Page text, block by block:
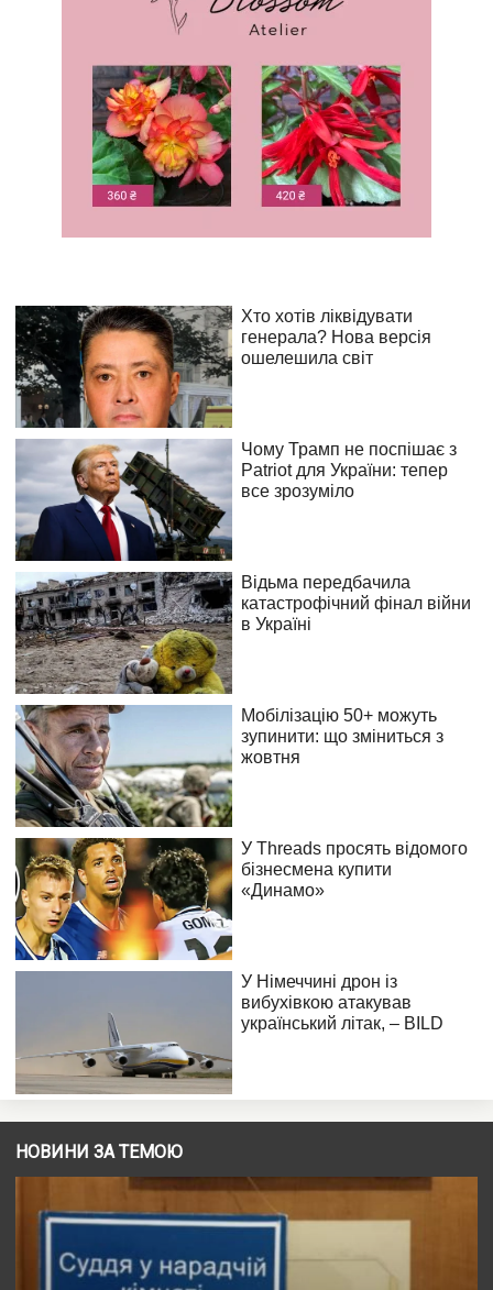
НОВИНИ ЗА ТЕМОЮ